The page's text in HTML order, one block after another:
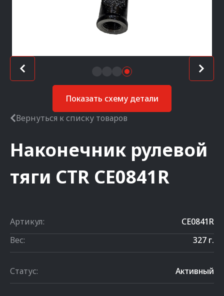
Показать схему детали
Вернуться к списку товаров
Наконечник рулевой
тяги CTR CE0841R
Артикул:
CE0841R
Вес:
327 г.
Статус: Активный